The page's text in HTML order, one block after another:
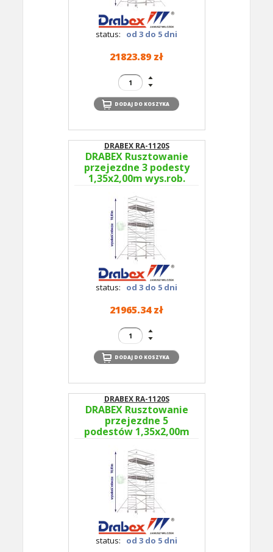
status: od 3 do 5 dni
21823.89 zł
DRABEX RA-1120S
DRABEX Rusztowanie
przejezdne 3 podesty
1,35x2,00m wys.rob.
10,03m RA 1120S TYP
353B - podesty co 4m
status: od 3 do 5 dni
21965.34 zł
DRABEX RA-1120S
DRABEX Rusztowanie
przejezdne 5
podestów 1,35x2,00m
1120S TYP 353A -
podesty co 2m
status: od 3 do 5 dni